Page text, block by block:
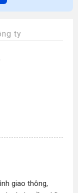
ty
giao thông,